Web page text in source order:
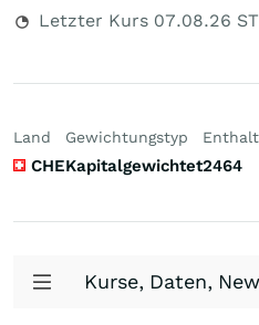
Letzter Kurs 07.08.26
Land
CHE
Gewichtungstyp
Kapitalgewichtet2464
Kurse, Daten,